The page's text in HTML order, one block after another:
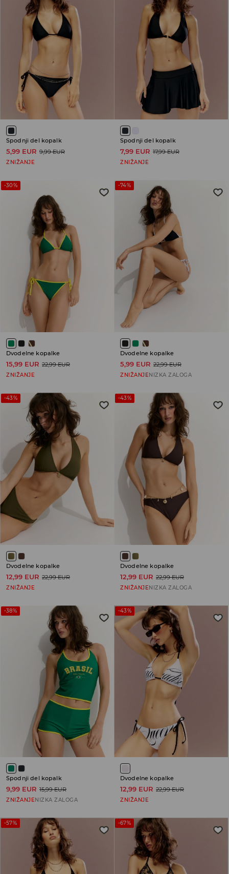
Spodnji del kopalk
5,99 EUR 9,99 EUR
ZNIŽANJE
Spodnji del kopalk
7,99 EUR 17,99 EUR
ZNIŽANJE
-30%
Dvodelne kopalke
15,99 EUR 22,99 EUR
ZNIŽANJE
-74%
Dvodelne kopalke
5,99 EUR 22,99 EUR
ZNIŽANJENIZKA ZALOGA
-43%
Dvodelne kopalke
12,99 EUR 22,99 EUR
ZNIŽANJE
-43%
Dvodelne kopalke
12,99 EUR 22,99 EUR
ZNIŽANJENIZKA ZALOGA
-38%
Spodnji del kopalk
9,99 EUR 15,99 EUR
ZNIŽANJE NIZKA ZALOGA
-43%
Dvodelne kopalke
12,99 EUR 22,99 EUR
ZNIŽANJE
-57% -67%